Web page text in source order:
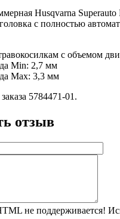
Husqvarna
с полностью
с объемом
Min: 2,7 мм
Max: 3,3 мм
5784471-01.
отзыв
не поддерживается!